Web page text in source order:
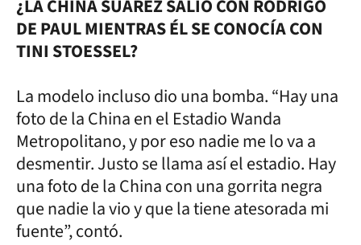
¿LA CHINA SUÁREZ SALIÓ CON RODRIGO
DE PAUL MIENTRAS ÉL SE CONOCÍA CON
TINI STOESSEL?
La modelo incluso dio una bomba. “Hay una
foto de la China en el Estadio Wanda
Metropolitano, y por eso nadie me lo va a
desmentir. Justo se llama así el estadio. Hay
una foto de la China con una gorrita negra
que nadie la vio y que la tiene atesorada mi
fuente”, contó.